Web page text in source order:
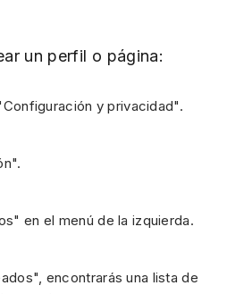
un perfil o página:
y privacidad".
en el menú de la izquierda.
encontrarás una lista de